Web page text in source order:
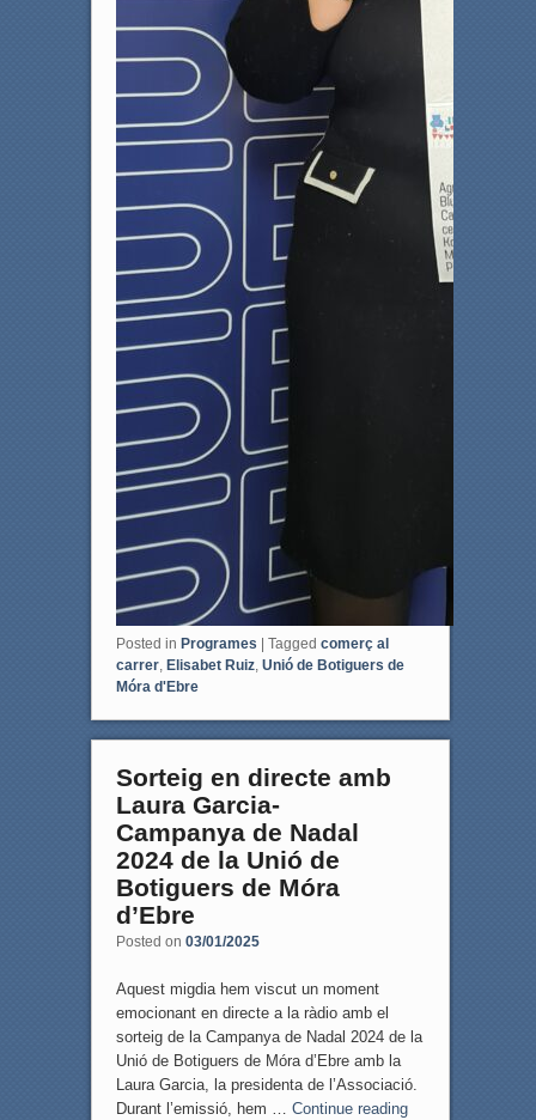
Posted in Programes Tagged comerç al
carrer, Elisabet Ruiz, Unió de Botiguers de
Móra d'Ebre
Sorteig en directe amb
Laura Garcia-
Campanya de Nadal
2024 de la Unió de
Botiguers de Móra
d’Ebre
Posted on 03/01/2025
Aquest migdia hem viscut un moment
emocionant en directe a la ràdio amb el
sorteig de la Campanya de Nadal 2024 de la
Unió de Botiguers de Móra d’Ebre amb la
Laura Garcia, la presidenta de l’Associació.
Durant l’emissió, hem … Continue reading